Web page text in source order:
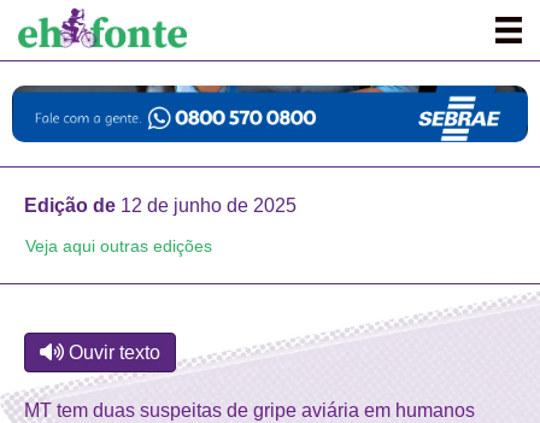
Edição de 12 de junho de 2025
Veja aqui outras edições
Ouvir texto
MT tem duas suspeitas de gripe aviária em humanos